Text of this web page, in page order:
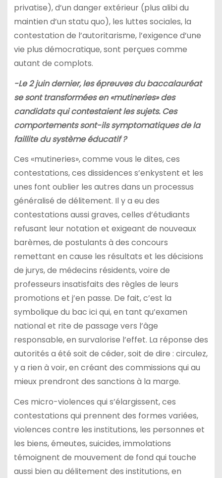
privatise), d’un danger extérieur (plus alibi du
maintien d’un statu quo), les luttes sociales, la
contestation de l’autoritarisme, l’exigence d’une
vie plus démocratique, sont perçues comme
autant de complots.
-Le 2 juin dernier, les épreuves du baccalauréat
se sont transformées en «mutineries» des
candidats qui contestaient les sujets. Ces
comportements sont-ils symptomatiques de la
faillite du système éducatif ?
Ces «mutineries», comme vous le dites, ces
contestations, ces dissidences s’enkystent et les
unes font oublier les autres dans un processus
généralisé de délitement. Il y a eu des
contestations aussi graves, celles d’étudiants
refusant leur notation et exigeant de nouveaux
barèmes, de postulants à des concours
remettant en cause les résultats et les décisions
de jurys, de médecins résidents, voire de
professeurs insatisfaits des règles de leurs
promotions et j’en passe. De fait, c’est la
symbolique du bac ici qui, en tant qu’examen
national et rite de passage vers l’âge
responsable, en survalorise l’effet. La réponse des
autorités a été soit de céder, soit de dire : circulez,
y a rien à voir, en créant des commissions qui au
mieux prendront des sanctions à la marge.
Ces micro-violences qui s’élargissent, ces
contestations qui prennent des formes variées,
violences contre les institutions, les personnes et
les biens, émeutes, suicides, immolations
témoignent de mouvement de fond qui touche
aussi bien au délitement des institutions, en